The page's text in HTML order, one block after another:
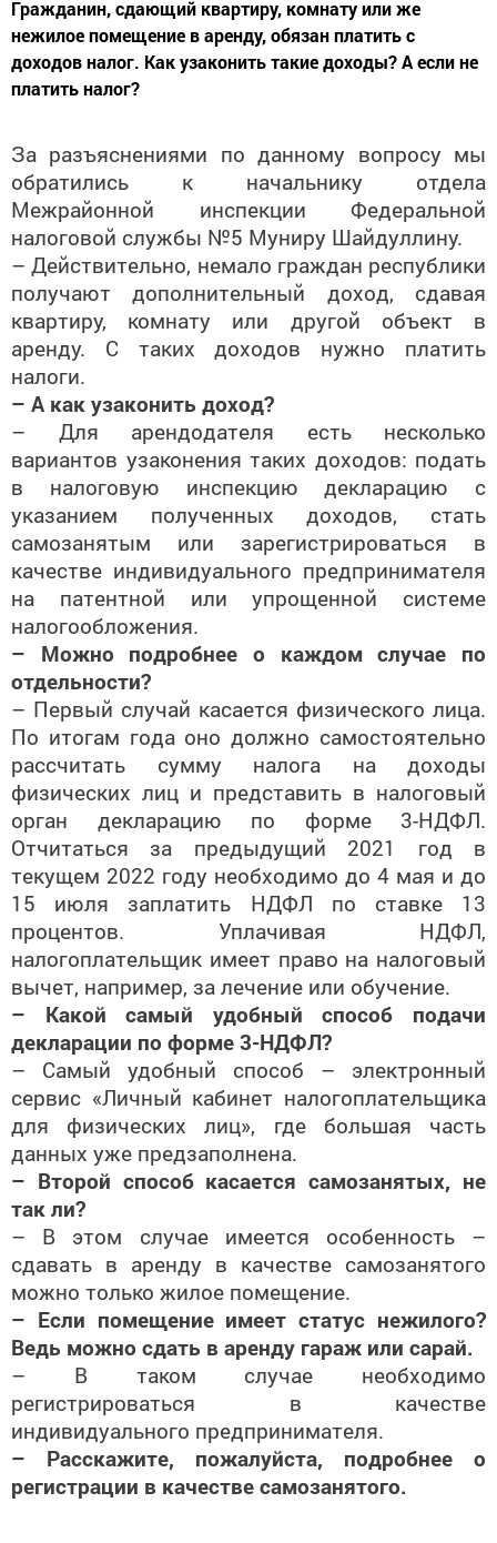
Гражданин, сдающий квартиру, комнату или же
нежилое помещение в аренду, обязан платить с
доходов налог. Как узаконить такие доходы? А если не
платить налог?
За разъяснениями по данному вопросу мы
обратились к начальнику отдела
Межрайонной инспекции Федеральной
налоговой службы №5 Муниру Шайдуллину.
– Действительно, немало граждан республики
получают дополнительный доход, сдавая
квартиру, комнату или другой объект в
аренду. С таких доходов нужно платить
налоги.
– А как узаконить доход?
– Для арендодателя есть несколько
вариантов узаконения таких доходов: подать
в налоговую инспекцию декларацию с
указанием полученных доходов, стать
самозанятым или зарегистрироваться в
качестве индивидуального предпринимателя
на патентной или упрощенной системе
налогообложения.
– Можно подробнее о каждом случае по
отдельности?
– Первый случай касается физического лица.
По итогам года оно должно самостоятельно
рассчитать сумму налога на доходы
физических лиц и представить в налоговый
орган декларацию по форме 3-НДФЛ.
Отчитаться за предыдущий 2021 год в
текущем 2022 году необходимо до 4 мая и до
15 июля заплатить НДФЛ по ставке 13
процентов. Уплачивая НДФЛ,
налогоплательщик имеет право на налоговый
вычет, например, за лечение или обучение.
– Какой самый удобный способ подачи
декларации по форме 3-НДФЛ?
– Самый удобный способ – электронный
сервис «Личный кабинет налогоплательщика
для физических лиц», где большая часть
данных уже предзаполнена.
– Второй способ касается самозанятых, не
так ли?
– В этом случае имеется особенность –
сдавать в аренду в качестве самозанятого
можно только жилое помещение.
– Если помещение имеет статус нежилого?
Ведь можно сдать в аренду гараж или сарай.
– В таком случае необходимо
регистрироваться в качестве
индивидуального предпринимателя.
– Расскажите, пожалуйста, подробнее о
регистрации в качестве самозанятого.